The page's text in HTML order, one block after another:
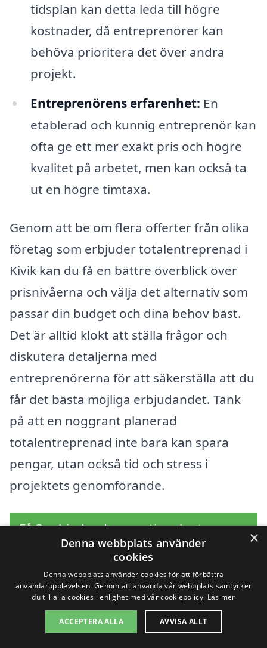
tidsplan kan detta leda till högre
kostnader, då entreprenörer kan
behöva prioritera det över andra
projekt.
Entreprenörens erfarenhet: En
etablerad och kunnig entreprenör kan
ofta ge ett mer exakt pris och högre
kvalitet på arbetet, men kan också ta
ut en högre timtaxa.
Genom att be om flera offerter från olika
företag som erbjuder totalentreprenad i
Kivik kan du få en bättre överblick över
prisnivåerna och välja det alternativ som
passar din budget och dina behov bäst.
Det är alltid klokt att ställa frågor och
diskutera detaljerna med
entreprenörerna för att säkerställa att du
får det bästa möjliga erbjudandet. Tänk
på att en noggrant planerad
totalentreprenad inte bara kan spara
pengar, utan också tid och stress i
projektets genomförande.
Få 3 erbjudanden, gratis och utan
förpliktelser
Sök efter en
×
Denna webbplats använder
cookies
Denna webbplats använder cookies för att förbättra
användarupplevelsen. Genom att använda vår webbplats samtycker
du till alla cookies i enlighet med vår cookiepolicy. Läs mer
ACCEPTERA ALLA AVVISA ALLT